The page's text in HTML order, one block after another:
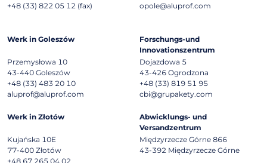
+48 (33) 822 05 12 (fax)
opole@aluprof.com
Werk in Goleszów
Przemysłowa 10
43-440 Goleszów
+48 (33) 483 20 10
aluprof@aluprof.com
Forschungs-und
Innovationszentrum
Dojazdowa 5
43-426 Ogrodzona
+48 (33) 819 51 95
cbi@grupakety.com
Werk in Złotów
Kujańska 10E
77-400 Złotów
+48 67 265 04 02
Abwicklungs- und
Versandzentrum
Międzyrzecze Górne 866
43-392 Międzyrzecze Górne